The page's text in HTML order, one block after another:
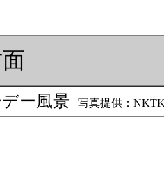
ー風景 写真提供：